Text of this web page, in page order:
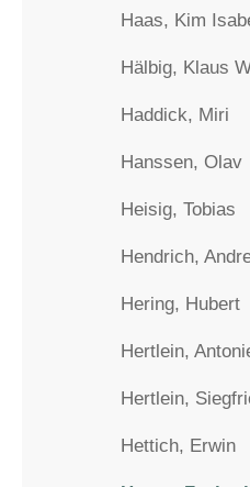
Haas, Kim
Hälbig, Klaus
Haddick, Miri
Hanssen, Olav
Heisig, Tobias
Hendrich,
Hering, Hubert
Hertlein,
Hertlein,
Hettich, Erwin